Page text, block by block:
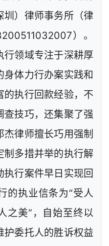
圳）律师事务所（律
）。
行领域专注于深耕厚
体力行办案实践和
的执行回款经验，不
查技巧，还集聚了强
律师擅长巧用强制
制多措并举的执行解
行案件早日实现回
的执业信条为“受人
之美”，自始至终以
护委托人的胜诉权益